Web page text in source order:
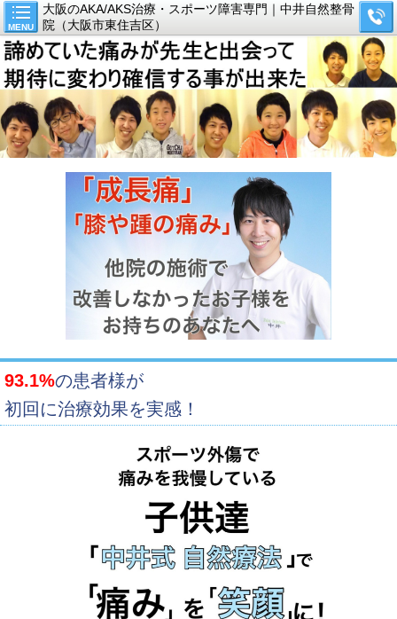
MENU
大阪のAKA/AKS治療・スポーツ障害専門｜中井自然整骨
院（大阪市東住吉区）
93.1%の患者様が
初回に治療効果を実感！